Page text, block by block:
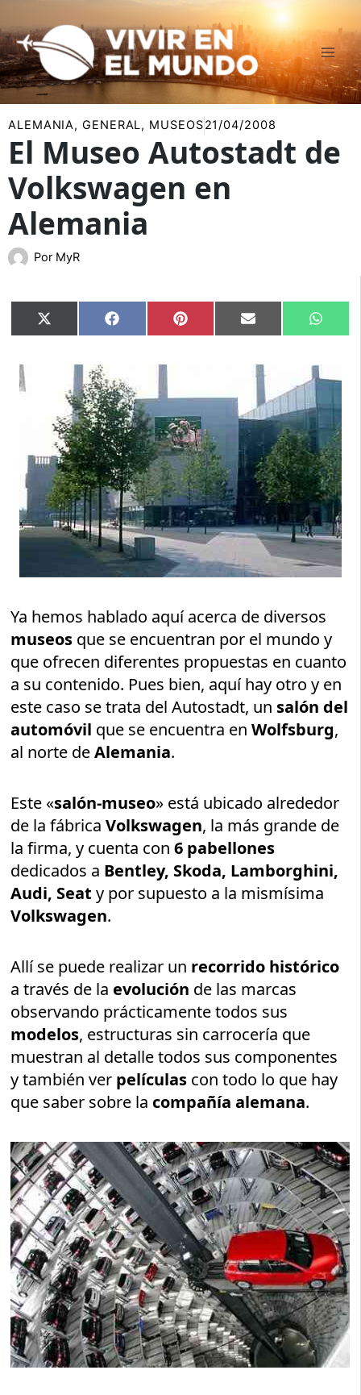
al
contenido
ALEMANIA,GENERAL, MUSEOS21/04/2008
El Museo Autostadt de
Volkswagen en
Alemania
Por MyR
Compartir
en
X
(Twitter)
Compartir
en
Facebook Compartir
en
Pinterest Compartir
en
Email
en
Ya hemos hablado aquí acerca de diversos
museos que se encuentran por el mundo y
que ofrecen diferentes propuestas en cuanto
a su contenido. Pues bien, aquí hay otro y en
este caso se trata del Autostadt, un salón del
automóvil que se encuentra enWolfsburg,
al norte deAlemania.
Este «salón-museo» está ubicado alrededor
de la fábricaVolkswagen, la más grande de
la firma, y cuenta con6 pabellones
dedicados a Bentley, Skoda, Lamborghini,
Audi, Seat y por supuesto a la mismísima
Volkswagen.
Allí se puede realizar un recorrido histórico
a través de la evolución de las marcas
observando prácticamente todos sus
modelos, estructuras sin carrocería que
muestran al detalle todos sus componentes
y también ver películas con todo lo que hay
que saber sobre la compañía alemana.